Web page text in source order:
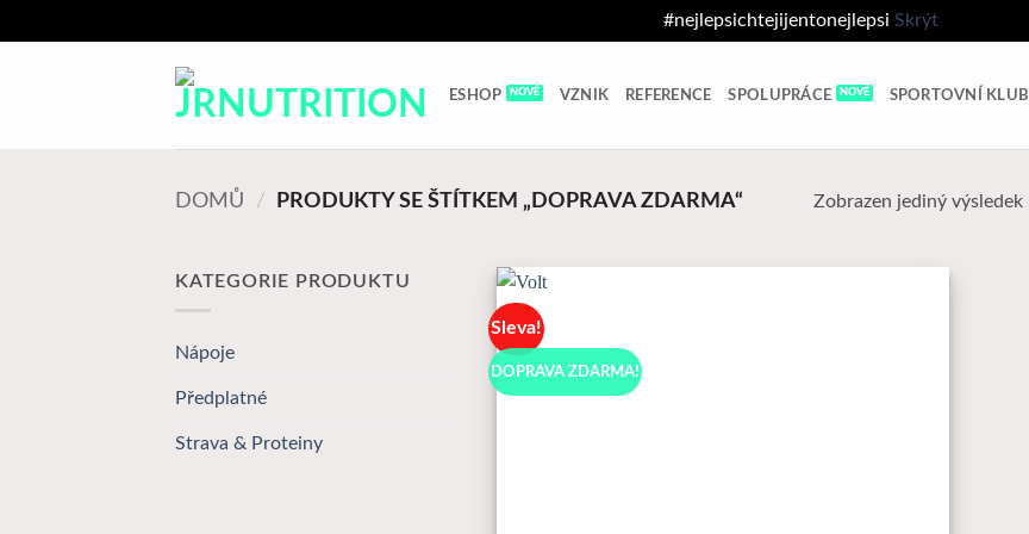
#nejlepsichtejijentonejlepsi Skrýt
ESHOP VZNIK REFERENCE SPOLUPRÁCE SPORTOVNÍ KLUB
DOMŮ / PRODUKTY SE ŠTÍTKEM „DOPRAVA ZDARMA“ Zobrazen jediný výsledek
KATEGORIE PRODUKTU
Nápoje
Předplatné
Strava & Proteiny
Sleva!
DOPRAVA ZDARMA!